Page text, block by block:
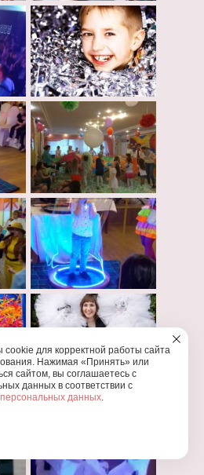
для корректной работы сайта
Нажимая «Принять» или
сайтом, вы соглашаетесь с
данных в соответствии с
данных.